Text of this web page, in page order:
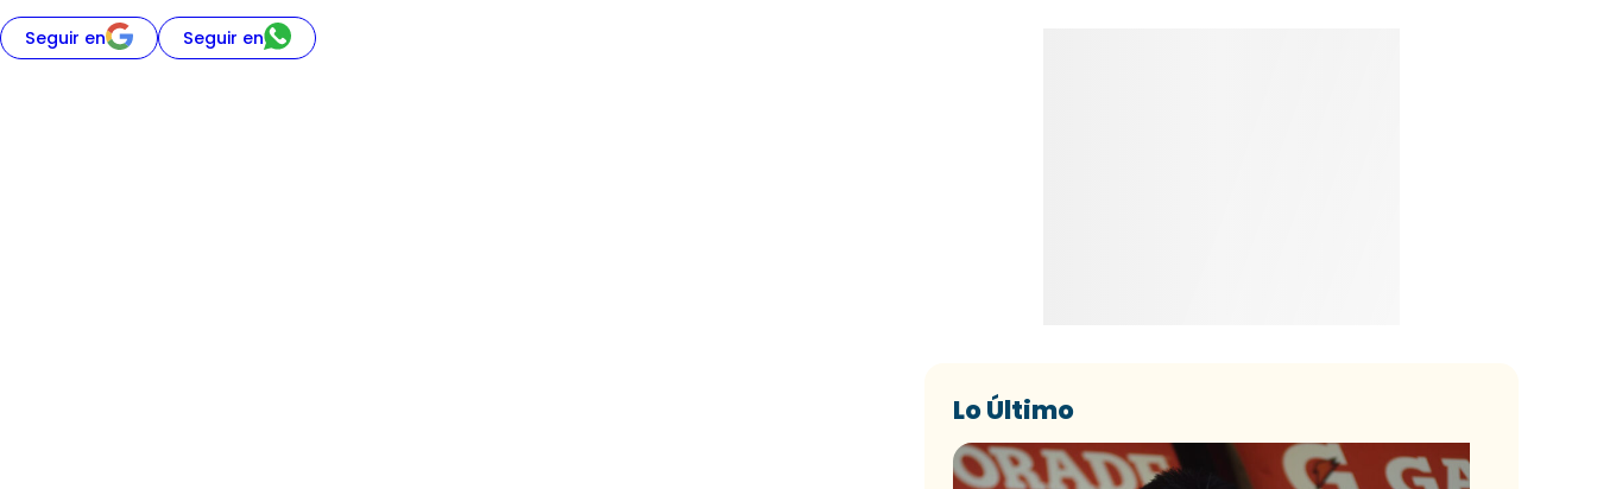
Seguir en Seguir en
Lo Último